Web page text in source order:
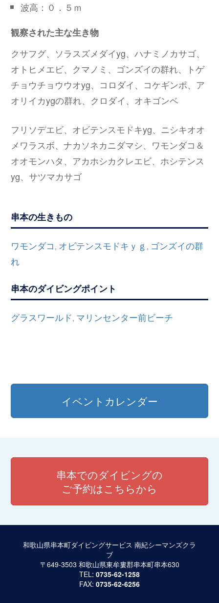
波高：０．５ｍ
観察された主な生き物
クサフグ、ソラスズメダイyg、ハナミノカサゴ、
オトヒメエビ、クマノミ、ゴンズイの群れ、トゲ
チョウチョウウオyg、コロダイ、コケギンポ、ア
オリイカygの群れ、クロダイ、オキゴンベ
フリソデエビ、オビテンスモドキyg、ニシキオオ
メワラスボ、ナカソネカニダマシ、ワモンダコ＆
オオモンハタ、アカホシカクレエビ、ホシテンス
yg、サツマカサゴ
串本の生きもの
ワモンダコ , オビテンスモドキｙｇ , ゴンズイの群
れ
串本のダイビングポイント
グラスワールド, マリンセンター前ビーチ
イベントカレンダー
串本でのダイビングの
ご予約はこちらから
和歌山県串本町ダイビングサービス 南紀シーマンズクラ
ブ
〒649-3503 和歌山県東牟婁郡串本町串本630
TEL: 0735-62-1258
FAX: 0735-62-6256